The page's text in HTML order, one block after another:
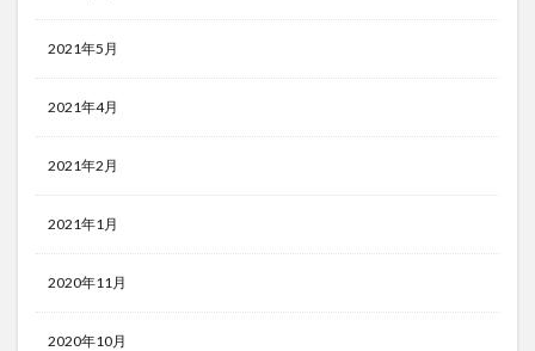
2021年5月
2021年4月
2021年2月
2021年1月
2020年11月
2020年10月